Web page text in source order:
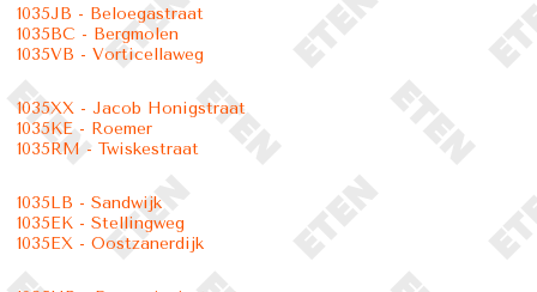
1035JB - Beloegastraat
1035BC - Bergmolen
1035VB - Vorticellaweg
1035XX - Jacob Honigstraat
1035KE - Roemer
1035RM - Twiskestraat
1035LB - Sandwijk
1035EK - Stellingweg
1035EX - Oostzanerdijk